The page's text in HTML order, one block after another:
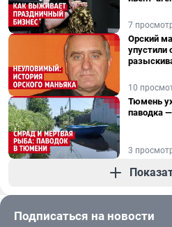
7
Орский
упустили
10
Тюмень
паводка
3
Подписаться на новости